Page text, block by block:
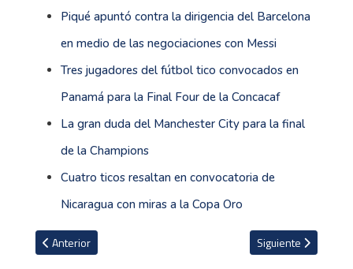
Piqué apuntó contra la dirigencia del Barcelona
en medio de las negociaciones con Messi
Tres jugadores del fútbol tico convocados en
Panamá para la Final Four de la Concacaf
La gran duda del Manchester City para la final
de la Champions
Cuatro ticos resaltan en convocatoria de
Nicaragua con miras a la Copa Oro
Artículo anterior: Hija de Maradona explota contra presidente del
Anterior Artículo siguiente:
Siguiente